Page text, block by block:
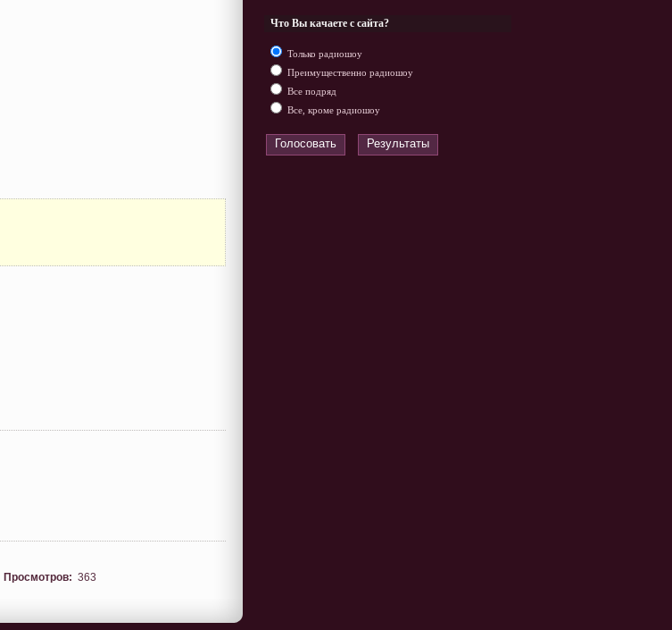
Просмотров: 363
Что Вы качаете с сайта?
Только радиошоу
Преимущественно радиошоу
Все подряд
Все, кроме радиошоу
Голосовать Результаты